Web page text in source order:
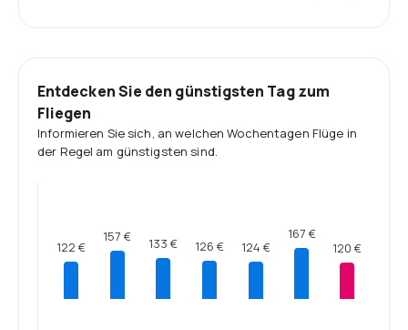
Entdecken Sie den günstigsten Tag zum
Fliegen
Informieren Sie sich, an welchen Wochentagen Flüge in
der Regel am günstigsten sind.
122 €
157 € 133 € 126 € 124 €
167 €
120 €